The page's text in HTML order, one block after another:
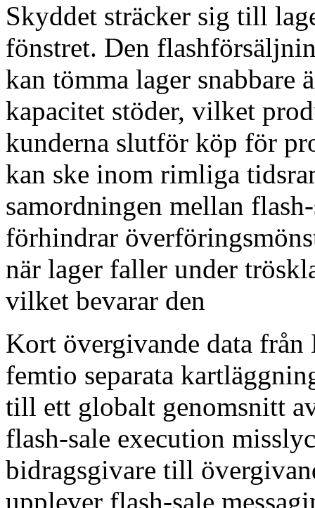
Skyddet sträcker sig till
fönstret. Den
kan tömma lager snabbare
kapacitet stöder, vilket
kunderna slutför köp för
kan ske inom rimliga
samordningen mellan
förhindrar
när lager faller under
vilket bevarar den
Kort övergivande data
femtio separata
till ett globalt genomsnitt
flash-sale execution
bidragsgivare till
upplever flash-sale